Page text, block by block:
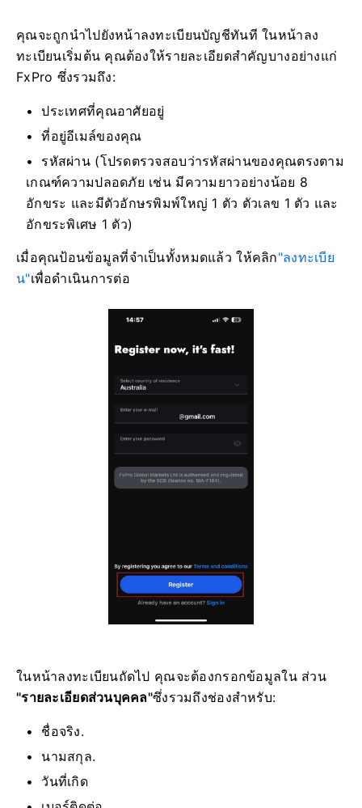
คุณจะถูกนำไปยังหน้าลงทะเบียนบัญชีทันที ในหน้าลง
ทะเบียนเริ่มต้น คุณต้องให้รายละเอียดสำคัญบางอย่างแก่
FxPro ซึ่งรวมถึง:
ประเทศที่คุณอาศัยอยู่
ที่อยู่อีเมล์ของคุณ
รหัสผ่าน (โปรดตรวจสอบว่ารหัสผ่านของคุณตรงตาม
เกณฑ์ความปลอดภัย เช่น มีความยาวอย่างน้อย 8
อักขระ และมีตัวอักษรพิมพ์ใหญ่ 1 ตัว ตัวเลข 1 ตัว และ
อักขระพิเศษ 1 ตัว)
เมื่อคุณป้อนข้อมูลที่จำเป็นทั้งหมดแล้ว ให้คลิก"ลงทะเบีย
น"เพื่อดำเนินการต่อ
ในหน้าลงทะเบียนถัดไป คุณจะต้องกรอกข้อมูลใน ส่วน
"รายละเอียดส่วนบุคคล"ซึ่งรวมถึงช่องสำหรับ:
ชื่อจริง.
นามสกุล.
วันที่เกิด